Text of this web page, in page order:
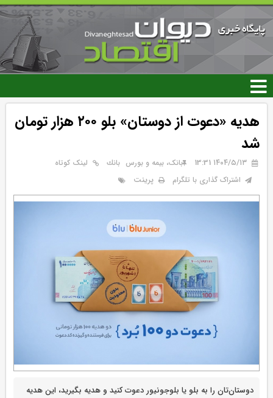
رفتن
محتوای
اصلی
هدیه «دعوت از دوستان» بلو ۲۰۰ هزار تومان
شد
۱۴۰۴/۵/۱۳ 13:31 بانک، بیمه و بورس بانك
لینک کوتاه
اشتراک گذاری با تلگرام
پرینت
دوستان‌تان را به بلو یا بلوجونیور دعوت کنید و هدیه بگیرید، این هدیه